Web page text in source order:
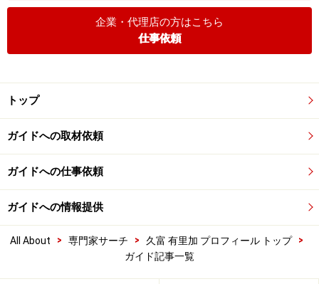
企業・代理店の方はこちら
仕事依頼
トップ
ガイドへの取材依頼
ガイドへの仕事依頼
ガイドへの情報提供
All About > 専門家サーチ > 久富 有里加 プロフィール トップ
>
ガイド記事一覧